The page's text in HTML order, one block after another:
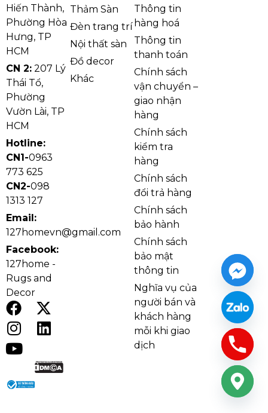
Hiến Thành,
Phường Hòa
Hưng, TP
HCM
CN 2: 207 Lý
Thái Tổ,
Phường
Vườn Lài, TP
HCM
Hotline:
CN1-0963
773 625
CN2-098
1313 127
Email:
127homevn@gmail.com
Facebook:
127home -
Rugs and
Decor
Thảm Sàn
Đèn trang trí
Nội thất sàn
Đồ decor
Khác
Thông tin
hàng hoá
Thông tin
thanh toán
Chính sách
vận chuyển –
giao nhận
hàng
Chính sách
kiểm tra
hàng
Chính sách
đổi trả hàng
Chính sách
bảo hành
Chính sách
bảo mật
thông tin
Nghĩa vụ của
người bán và
khách hàng
mỗi khi giao
dịch